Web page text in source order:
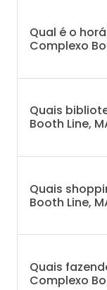
Qual é o
Complexo
Quais
Booth Line,
Quais
Booth Line,
Quais
Complexo